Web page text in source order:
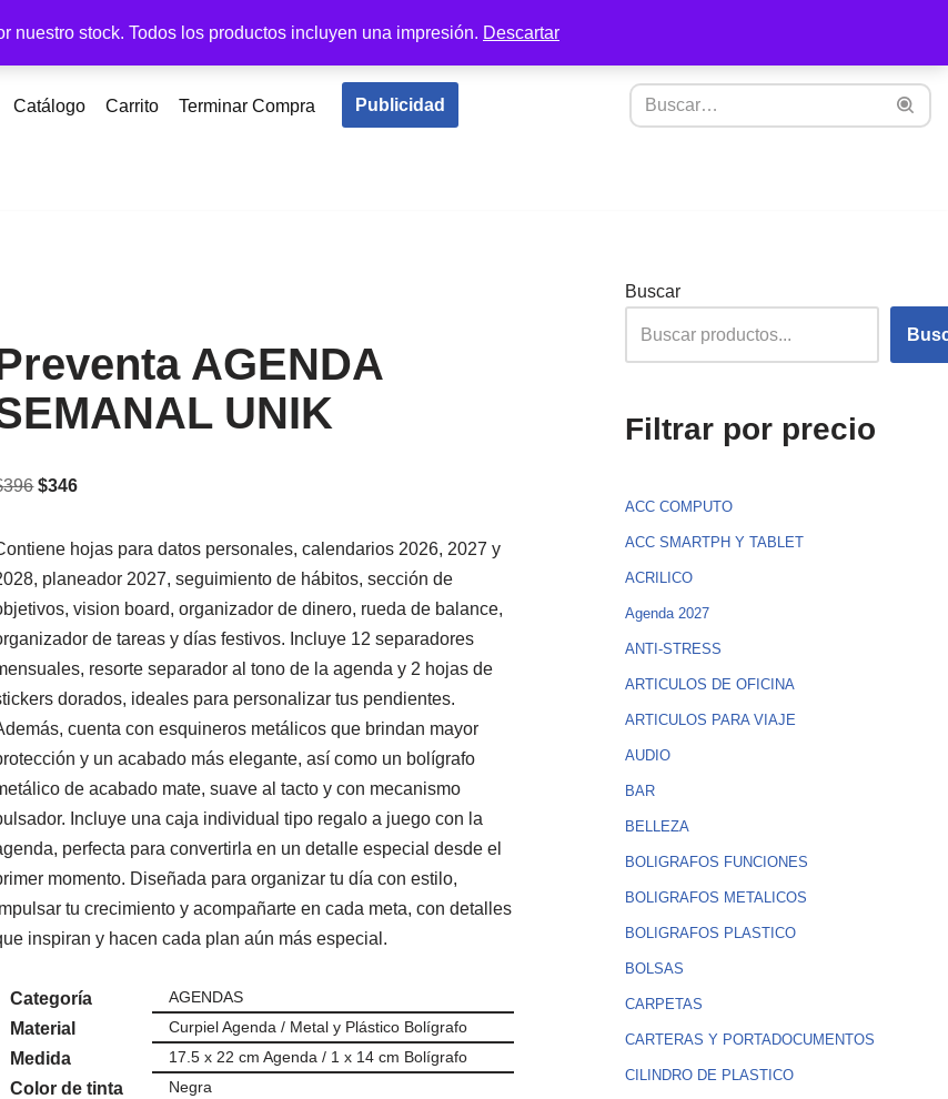
nuestro stock. Todos los productos incluyen una impresión. Descartar
Catálogo Carrito Terminar Compra Publicidad
AGENDA
UNIK
396 $346
hojas para datos personales, calendarios 2026, 2027 y
planeador 2027, seguimiento de hábitos, sección de
vision board, organizador de dinero, rueda de balance,
de tareas y días festivos. Incluye 12 separadores
resorte separador al tono de la agenda y 2 hojas de
dorados, ideales para personalizar tus pendientes.
cuenta con esquineros metálicos que brindan mayor
y un acabado más elegante, así como un bolígrafo
de acabado mate, suave al tacto y con mecanismo
Incluye una caja individual tipo regalo a juego con la
perfecta para convertirla en un detalle especial desde el
momento. Diseñada para organizar tu día con estilo,
tu crecimiento y acompañarte en cada meta, con detalles
inspiran y hacen cada plan aún más especial.
Categoría AGENDAS
Material Curpiel Agenda / Metal y Plástico Bolígrafo
Medida 17.5 x 22 cm Agenda / 1 x 14 cm Bolígrafo
Color de tinta Negra
Buscar
Filtrar por precio
ACC COMPUTO
ACC SMARTPH Y TABLET
ACRILICO
Agenda 2027
ANTI-STRESS
ARTICULOS DE OFICINA
ARTICULOS PARA VIAJE
AUDIO
BAR
BELLEZA
BOLIGRAFOS FUNCIONES
BOLIGRAFOS METALICOS
BOLIGRAFOS PLASTICO
BOLSAS
CARPETAS
CARTERAS Y PORTADOCUMENTOS
CILINDRO DE PLASTICO